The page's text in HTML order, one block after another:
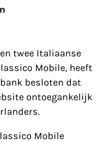
twee Italiaanse
Mobile, heeft
besloten dat
ontoegankelijk
Mobile